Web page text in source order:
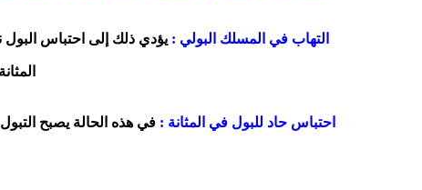
التهاب في المسلك البولي : يؤدي ذلك إلى احتباس
احتباس حاد للبول في المثانة : في هذه الحالة يصبح